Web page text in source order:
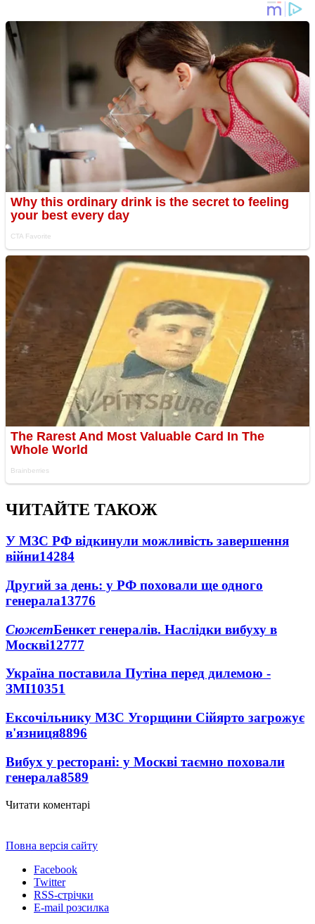
ЧИТАЙТЕ ТАКОЖ
У МЗС РФ відкинули можливість завершення
війни14284
Другий за день: у РФ поховали ще одного
генерала13776
СюжетБенкет генералів. Наслідки вибуху в
Москві12777
Україна поставила Путіна перед дилемою -
ЗМІ10351
Ексочільнику МЗС Угорщини Сійярто загрожує
в'язниця8896
Вибух у ресторані: у Москві таємно поховали
генерала8589
Читати коментарі
Повна версія сайту
Facebook
Twitter
RSS-стрічки
E-mail розсилка